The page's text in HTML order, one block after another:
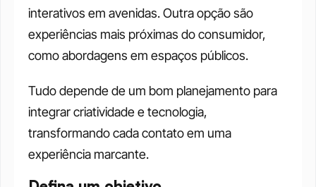
interativos em avenidas. Outra opção são
experiências mais próximas do consumidor,
como abordagens em espaços públicos.
Tudo depende de um bom planejamento para
integrar criatividade e tecnologia,
transformando cada contato em uma
experiência marcante.